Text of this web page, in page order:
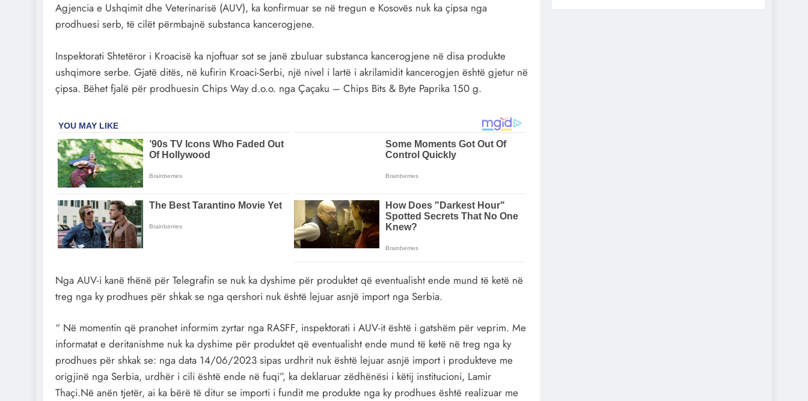
Agjencia e Ushqimit dhe Veterinarisë (AUV), ka konfirmuar se në tregun e Kosovës nuk ka çipsa nga
prodhuesi serb, të cilët përmbajnë substanca kancerogjene.
Inspektorati Shtetëror i Kroacisë ka njoftuar sot se janë zbuluar substanca kancerogjene në disa produkte
ushqimore serbe. Gjatë ditës, në kufirin Kroaci-Serbi, një nivel i lartë i akrilamidit kancerogjen është gjetur në
çipsa. Bëhet fjalë për prodhuesin Chips Way d.o.o. nga Çaçaku – Chips Bits & Byte Paprika 150 g.
Nga AUV-i kanë thënë për Telegrafin se nuk ka dyshime për produktet që eventualisht ende mund të ketë në
treg nga ky prodhues për shkak se nga qershori nuk është lejuar asnjë import nga Serbia.
“ Në momentin që pranohet informim zyrtar nga RASFF, inspektorati i AUV-it është i gatshëm për veprim. Me
informatat e deritanishme nuk ka dyshime për produktet që eventualisht ende mund të ketë në treg nga ky
prodhues për shkak se: nga data 14/06/2023 sipas urdhrit nuk është lejuar asnjë import i produkteve me
origjinë nga Serbia, urdhër i cili është ende në fuqi”, ka deklaruar zëdhënësi i këtij institucioni, Lamir
Thaçi.Në anën tjetër, ai ka bërë të ditur se importi i fundit me produkte nga ky prodhues është realizuar me